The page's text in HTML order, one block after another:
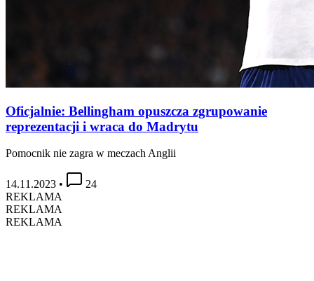
Oficjalnie: Bellingham opuszcza zgrupowanie
reprezentacji i wraca do Madrytu
Pomocnik nie zagra w meczach Anglii
14.11.2023 •
24
REKLAMA
REKLAMA
REKLAMA